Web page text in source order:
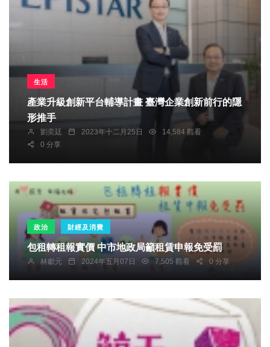
生活
產業升級創新平台輔導計畫 臺灣企業創新前行的隱
形推手
劉奕廷 2023年十二月25日
14,584 觀看
0 分享
政治 財經及消費
包租轉租報實價 中市地政局籲租賃申報免受罰
林獻元 2024年五月07日 7,505 觀看 0 分享